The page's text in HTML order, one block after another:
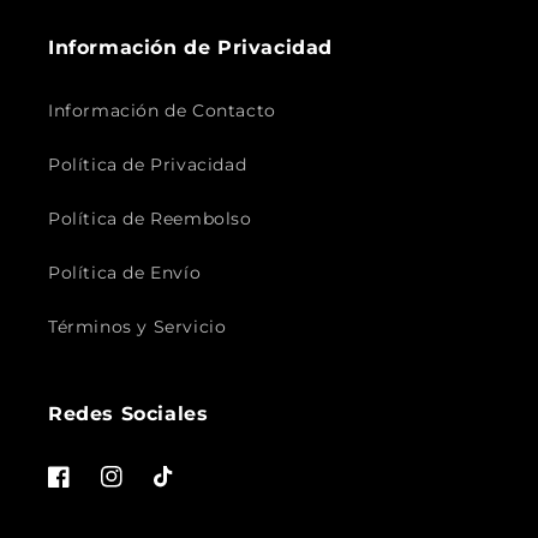
Información de Privacidad
Información de Contacto
Política de Privacidad
Política de Reembolso
Política de Envío
Términos y Servicio
Redes Sociales
FacebookInstagram
TikTok